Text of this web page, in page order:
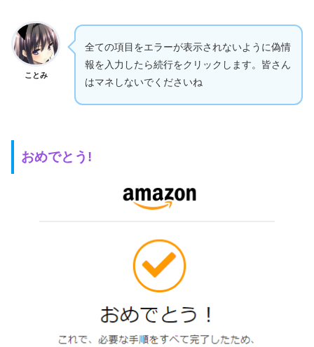
ことみ
全ての項目をエラーが表示されないように偽情
報を入力したら続行をクリックします。皆さん
はマネしないでくださいね
おめでとう!